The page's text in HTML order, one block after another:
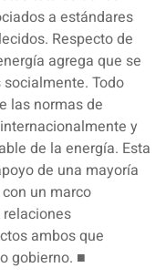
a estándares
Respecto de
agrega que se
Todo
las normas de
y
de la energía. Esta
de una mayoría
un marco
ambos que
gobierno. ■